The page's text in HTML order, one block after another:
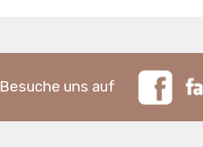
Besuche uns auf